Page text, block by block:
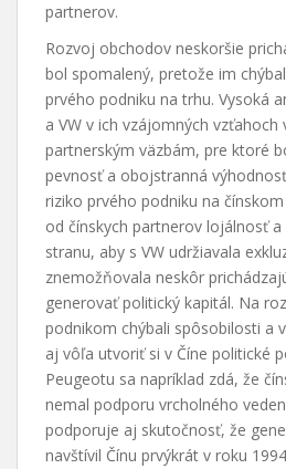
partnerov.
Rozvoj obchodov neskoršie
bol spomalený, pretože im
prvého podniku na trhu. Vysoká
a VW v ich vzájomných vzťahoch
partnerským väzbám, pre ktoré
pevnosť a obojstranná
riziko prvého podniku na
od čínskych partnerov lojálnosť a
stranu, aby s VW udržiavala
znemožňovala neskôr
generovať politický kapitál. Na
podnikom chýbali spôsobilosti a
aj vôľa utvoriť si v Číne politické
Peugeotu sa napríklad zdá, že
nemal podporu vrcholného
podporuje aj skutočnosť, že
navštívil Čínu prvýkrát v roku